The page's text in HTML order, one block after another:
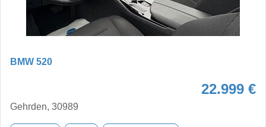
BMW 520
22.999 €
Gehrden, 30989